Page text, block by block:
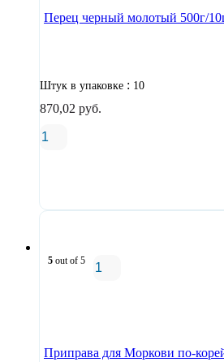
Перец черный молотый 500г/
Штук в упаковке : 10
870,02 руб.
5 out of 5
Приправа для Моркови по-